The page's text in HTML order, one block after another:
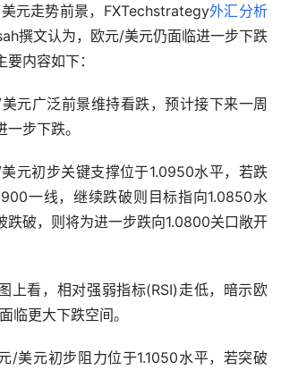
元走势前景，FXTechstrategy外汇分析
撰文认为，欧元/美元仍面临进一步下跌
内容如下：
元广泛前景维持看跌，预计接下来一周
步下跌。
元初步关键支撑位于1.0950水平，若跌
一线，继续跌破则目标指向1.0850水
跌破，则将为进一步跌向1.0800关口敞开
上看，相对强弱指标(RSI)走低，暗示欧
临更大下跌空间。
/美元初步阻力位于1.1050水平，若突破